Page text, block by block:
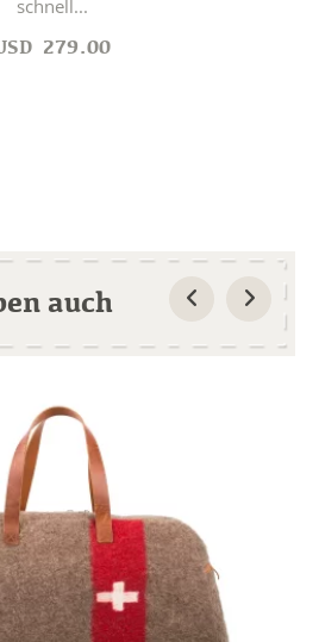
schnell...
279.00
auch